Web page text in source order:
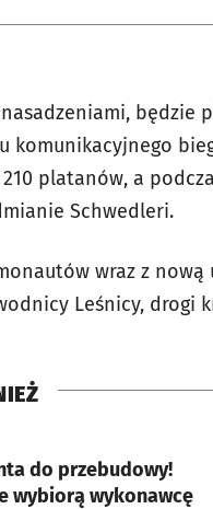
komunikacyjnego
platanów, a
Schwedleri.
wraz z
Leśnicy, drogi
do przebudowy!
wybiorą wykonawcę